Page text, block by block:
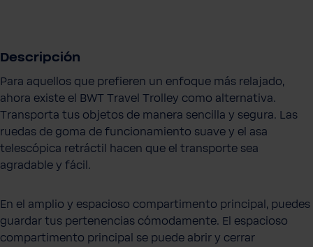
Descripción
Para aquellos que prefieren un enfoque más relajado,
ahora existe el BWT Travel Trolley como alternativa.
Transporta tus objetos de manera sencilla y segura. Las
ruedas de goma de funcionamiento suave y el asa
telescópica retráctil hacen que el transporte sea
agradable y fácil.
En el amplio y espacioso compartimento principal, puedes
guardar tus pertenencias cómodamente. El espacioso
compartimento principal se puede abrir y cerrar